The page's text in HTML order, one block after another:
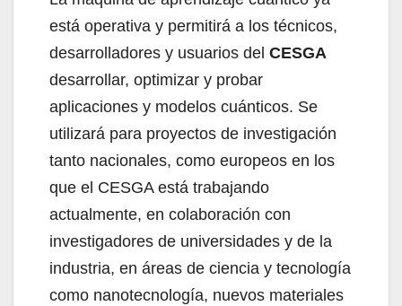
está operativa y permitirá a los técnicos,
desarrolladores y usuarios del CESGA
desarrollar, optimizar y probar
aplicaciones y modelos cuánticos. Se
utilizará para proyectos de investigación
tanto nacionales, como europeos en los
que el CESGA está trabajando
actualmente, en colaboración con
investigadores de universidades y de la
industria, en áreas de ciencia y tecnología
como nanotecnología, nuevos materiales